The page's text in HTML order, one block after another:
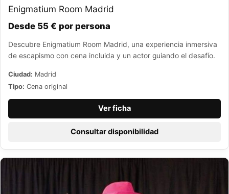
Enigmatium Room Madrid
Desde 55 € por persona
Descubre Enigmatium Room Madrid, una experiencia inmersiva
de escapismo con cena incluida y un actor guiando el desafío.
Ciudad: Madrid
Tipo: Cena original
Ver ficha
Consultar disponibilidad